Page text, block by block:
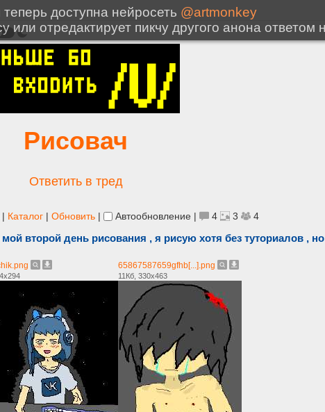
Рисовач
Ответить в тред
| Каталог | Обновить | Автообновление | 4 3 4
второй день рисования , я рисую хотя без туториалов , но
65867587659gfhb[...].png
11Кб, 330x463